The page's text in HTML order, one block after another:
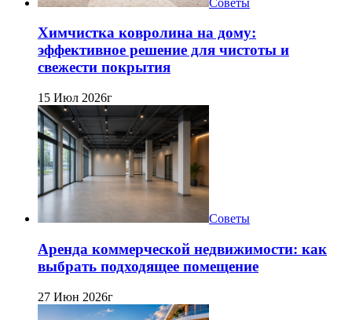
Химчистка ковролина на дому:
эффективное решение для чистоты и
свежести покрытия
15 Июл 2026г
Советы
Аренда коммерческой недвижимости: как
выбрать подходящее помещение
27 Июн 2026г